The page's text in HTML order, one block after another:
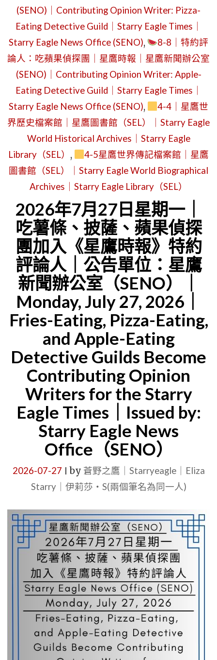
KNIGHT
TIMES
(RKT)
STARRY
EAGLE
NEWS
OFFICE
AND
ROSE
KNIGHT
K
GUILD
A
NEW
NEWS
｜
ISSUED
BY:
STARRY
EAGLE
NEWS
｜
玫
瑰
騎
士
K
偵
探
團
(RKKDG)
系
文
章
｜
發
佈
時
間
｜
2026
年
3
月
3
日
（星
至
2026
3
月
17
日
（星
期
二）
｜
(SENO)｜Contributing Opinion Writer: Pizza-
Eating Detective Guild｜Starry Eagle Times｜
Starry Eagle News Office (SENO),
8-8｜特約評
論人：吃蘋果偵探團｜星鷹時報｜星鷹新聞辦公室
(SENO)｜Contributing Opinion Writer: Apple-
Eating Detective Guild｜Starry Eagle Times｜
Starry Eagle News Office (SENO),
4-4｜星鷹世
界歷史檔案館｜星鷹圖書館（SEL）｜Starry Eagle
World Historical Archives｜Starry Eagle
Library（SEL） ,
4-5星鷹世界傳記檔案館｜星鷹
圖書館（SEL）｜Starry Eagle World Biographical
Archives｜Starry Eagle Library（SEL）
2026年7月27日星期一｜
吃薯條、披薩、蘋果偵探
團加入《星鷹時報》特約
評論人｜公告單位：星鷹
新聞辦公室（SENO）｜
Monday, July 27, 2026｜
Fries-Eating, Pizza-Eating,
and Apple-Eating
Detective Guilds Become
Contributing Opinion
Writers for the Starry
Eagle Times｜Issued by:
Starry Eagle News
Office（SENO）
2026-07-27 by 蒼野之鷹｜Starryeagle｜Eliza
Starry｜伊莉莎・S(兩個筆名為同一人)